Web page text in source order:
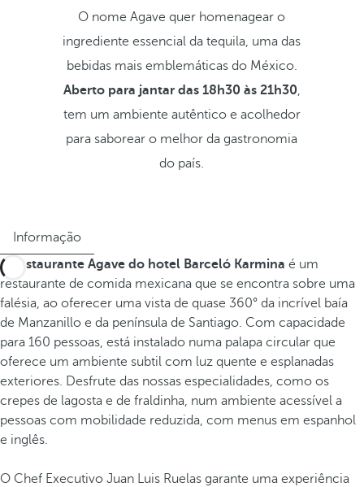
O nome Agave quer homenagear o
ingrediente essencial da tequila, uma das
bebidas mais emblemáticas do México.
Aberto para jantar das 18h30 às 21h30,
tem um ambiente autêntico e acolhedor
para saborear o melhor da gastronomia
do país.
Informação
O
restaurante Agave do hotel Barceló Karmina é um
restaurante de comida mexicana que se encontra sobre uma
falésia, ao oferecer uma vista de quase 360° da incrível baía
de Manzanillo e da península de Santiago. Com capacidade
para 160 pessoas, está instalado numa palapa circular que
oferece um ambiente subtil com luz quente e esplanadas
exteriores. Desfrute das nossas especialidades, como os
crepes de lagosta e de fraldinha, num ambiente acessível a
pessoas com mobilidade reduzida, com menus em espanhol
e inglês.
O Chef Executivo Juan Luis Ruelas garante uma experiência